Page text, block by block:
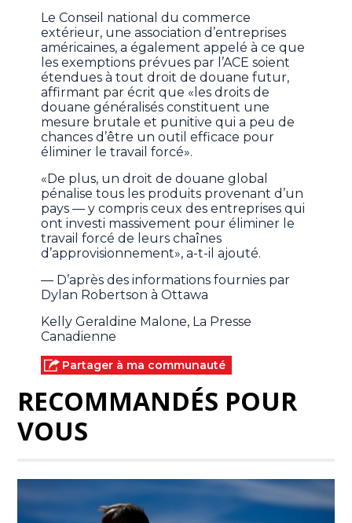
Le Conseil national du commerce
extérieur, une association d’entreprises
américaines, a également appelé à ce que
les exemptions prévues par l’ACE soient
étendues à tout droit de douane futur,
affirmant par écrit que «les droits de
douane généralisés constituent une
mesure brutale et punitive qui a peu de
chances d’être un outil efficace pour
éliminer le travail forcé».
«De plus, un droit de douane global
pénalise tous les produits provenant d’un
pays — y compris ceux des entreprises qui
ont investi massivement pour éliminer le
travail forcé de leurs chaînes
d’approvisionnement», a-t-il ajouté.
— D’après des informations fournies par
Dylan Robertson à Ottawa
Kelly Geraldine Malone, La Presse
Canadienne
Partager à ma communauté
RECOMMANDÉS POUR
VOUS